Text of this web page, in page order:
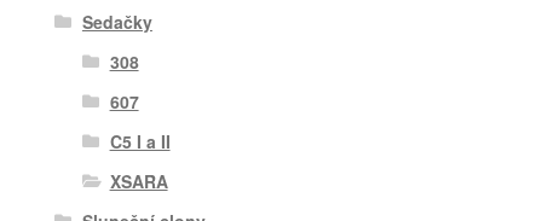
Sedačky
308
607
C5 I a II
XSARA